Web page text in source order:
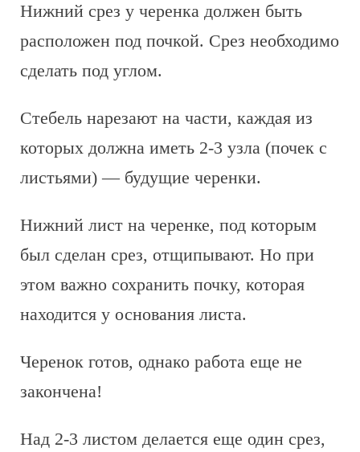
Нижний срез у черенка должен быть
расположен под почкой. Срез необходимо
сделать под углом.
Стебель нарезают на части, каждая из
которых должна иметь 2-3 узла (почек с
листьями) — будущие черенки.
Нижний лист на черенке, под которым
был сделан срез, отщипывают. Но при
этом важно сохранить почку, которая
находится у основания листа.
Черенок готов, однако работа еще не
закончена!
Над 2-3 листом делается еще один срез,